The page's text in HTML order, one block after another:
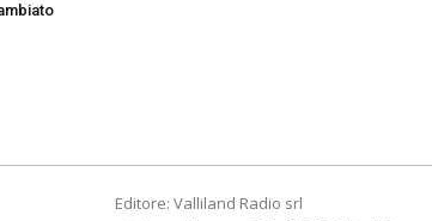
Editore: Valliland Radio srl